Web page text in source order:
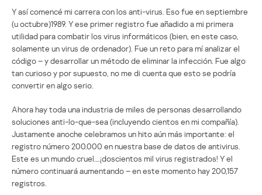
Y así comencé mi carrera con los anti-virus. Eso fue en septiembre
(u octubre)1989. Y ese primer registro fue añadido a mi primera
utilidad para combatir los virus informáticos (bien, en este caso,
solamente un virus de ordenador). Fue un reto para mí analizar el
código – y desarrollar un método de eliminar la infección. Fue algo
tan curioso y por supuesto, no me di cuenta que esto se podría
convertir en algo serio.
Ahora hay toda una industria de miles de personas desarrollando
soluciones anti-lo-que-sea (incluyendo cientos en mi compañía).
Justamente anoche celebramos un hito aún más importante: el
registro número 200.000 en nuestra base de datos de antivirus.
Este es un mundo cruel….¡doscientos mil virus registrados! Y el
número continuará aumentando – en este momento hay 200,157
registros.